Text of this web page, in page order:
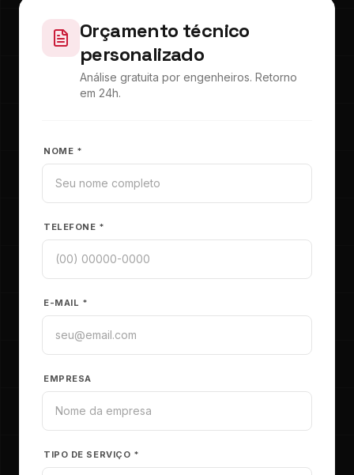
Orçamento técnico
personalizado
Análise gratuita por engenheiros. Retorno
em 24h.
NOME *
TELEFONE *
E-MAIL *
EMPRESA
TIPO DE SERVIÇO *